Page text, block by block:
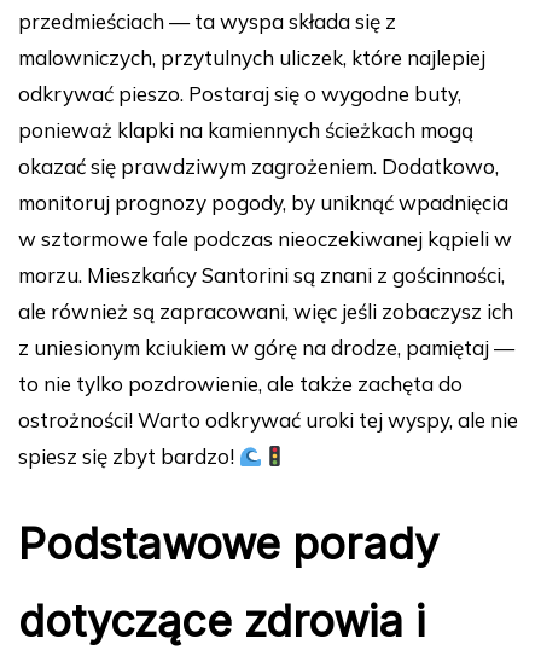
przedmieściach — ta wyspa składa się z
malowniczych, przytulnych uliczek, które najlepiej
odkrywać pieszo. Postaraj się o wygodne buty,
ponieważ klapki na kamiennych ścieżkach mogą
okazać się prawdziwym zagrożeniem. Dodatkowo,
monitoruj prognozy pogody, by uniknąć wpadnięcia
w sztormowe fale podczas nieoczekiwanej kąpieli w
morzu. Mieszkańcy Santorini są znani z gościnności,
ale również są zapracowani, więc jeśli zobaczysz ich
z uniesionym kciukiem w górę na drodze, pamiętaj —
to nie tylko pozdrowienie, ale także zachęta do
ostrożności! Warto odkrywać uroki tej wyspy, ale nie
spiesz się zbyt bardzo!
Podstawowe porady
dotyczące zdrowia i